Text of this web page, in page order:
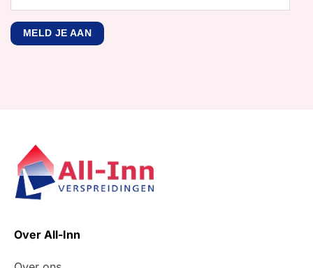
Over All-Inn